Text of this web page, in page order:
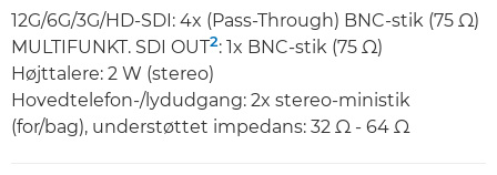
12G/6G/3G/HD-SDI: 4x (Pass-Through) BNC-stik (75 Ω)
MULTIFUNKT. SDI OUT2: 1x BNC-stik (75 Ω)
Højttalere: 2 W (stereo)
Hovedtelefon-/lydudgang: 2x stereo-ministik
(for/bag), understøttet impedans: 32 Ω - 64 Ω